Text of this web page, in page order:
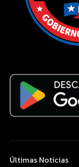
Últimas Noticias